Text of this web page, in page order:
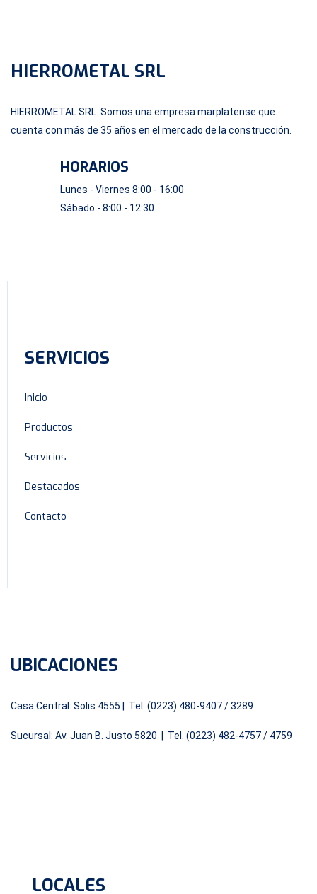
HIERROMETAL SRL
HIERROMETAL SRL. Somos una empresa marplatense que
cuenta con más de 35 años en el mercado de la construcción.
HORARIOS
Lunes - Viernes 8:00 - 16:00
Sábado - 8:00 - 12:30
SERVICIOS
Inicio
Productos
Servicios
Destacados
Contacto
UBICACIONES
Casa Central: Solis 4555 | Tel. (0223) 480-9407 / 3289
Sucursal: Av. Juan B. Justo 5820 | Tel. (0223) 482-4757 / 4759
LOCALES